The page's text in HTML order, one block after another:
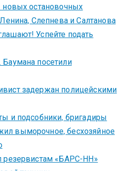
новых остановочных
Слепнева и Салтанова
Успейте подать
посетили
задержан полицейскими
и подсобники, бригадиры
выморочное, бесхозяйное
резервистам «БАРС-НН»